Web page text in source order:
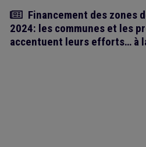
Article
Financement des zones
2024: les communes et les
accentuent leurs efforts… à